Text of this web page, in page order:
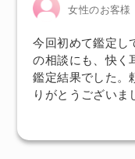
女性のお客様
今回初めて鑑定し
の相談にも、快く
鑑定結果でした。
りがとうございま